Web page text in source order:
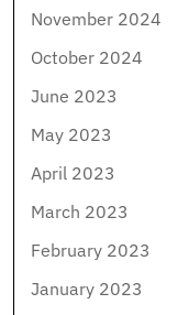
November 2024
October 2024
June 2023
May 2023
April 2023
March 2023
February 2023
January 2023